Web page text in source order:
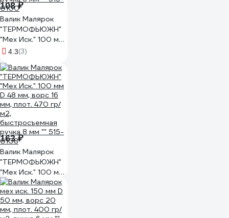
108 ₽
Валик Малярок
"ТЕРМОФЬЮЖН"
"Мех Иск." 100 мм
D 48 мм, ворс 16
м2,
быстросъемная
ручка 6 мм "" 515-
0100
4.3(3)
163 ₽
Валик Малярок
"ТЕРМОФЬЮЖН"
"Мех Иск." 100 мм
D 48 мм, ворс 16
мм, плот. 470 гр/
м2,
быстросъемная